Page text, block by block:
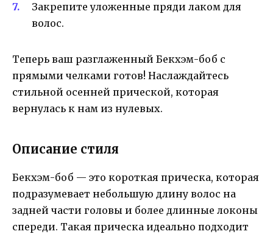
Закрепите уложенные пряди лаком для
волос.
Теперь ваш разглаженный Бекхэм-боб с
прямыми челками готов! Наслаждайтесь
стильной осенней прической, которая
вернулась к нам из нулевых.
Описание стиля
Бекхэм-боб — это короткая прическа, которая
подразумевает небольшую длину волос на
задней части головы и более длинные локоны
спереди. Такая прическа идеально подходит